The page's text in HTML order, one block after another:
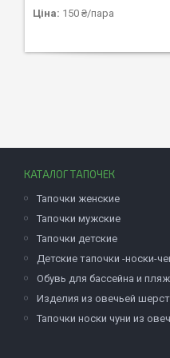
Ціна: 150 ₴/пара
КАТАЛОГ ТАПОЧЕК
Тапочки женские
Тапочки мужские
Тапочки детские
Детские тапочки -носки-
Обувь для бассейна и
Изделия из овечьей
Тапочки носки чуни из